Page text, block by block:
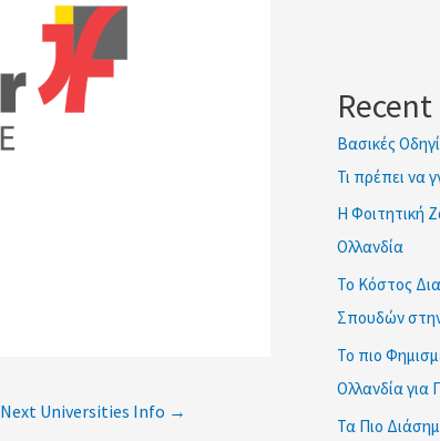
Next Universities Info →
Βασικές
Τι πρέπει να
Η Φοιτητική
Ολλανδία
Το Κόστος
Σπουδών
Το πιο
Ολλανδία για
Τα Πιο